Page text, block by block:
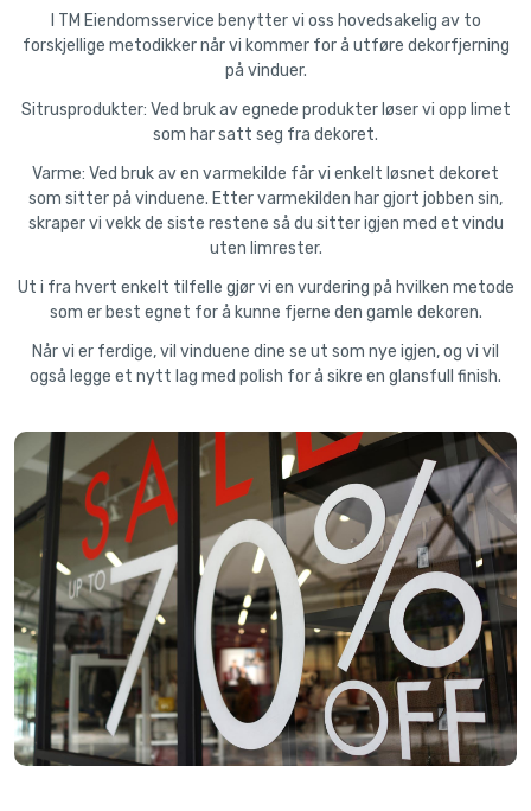
I TM Eiendomsservice benytter vi oss hovedsakelig av to
forskjellige metodikker når vi kommer for å utføre dekorfjerning
på vinduer.
Sitrusprodukter: Ved bruk av egnede produkter løser vi opp limet
som har satt seg fra dekoret.
Varme: Ved bruk av en varmekilde får vi enkelt løsnet dekoret
som sitter på vinduene. Etter varmekilden har gjort jobben sin,
skraper vi vekk de siste restene så du sitter igjen med et vindu
uten limrester.
Ut i fra hvert enkelt tilfelle gjør vi en vurdering på hvilken metode
som er best egnet for å kunne fjerne den gamle dekoren.
Når vi er ferdige, vil vinduene dine se ut som nye igjen, og vi vil
også legge et nytt lag med polish for å sikre en glansfull finish.